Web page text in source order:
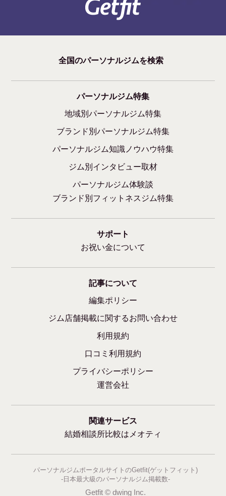
全国のパーソナルジムを検索
パーソナルジム特集
地域別パーソナルジム特集
ブランド別パーソナルジム特集
パーソナルジム知識ノウハウ特集
ジム別インタビュー取材
パーソナルジム体験談
ブランド別フィットネスジム特集
サポート
お祝い金について
記事について
編集ポリシー
ジム店舗掲載に関するお問い合わせ
利用規約
口コミ利用規約
プライバシーポリシー
運営会社
関連サービス
結婚相談所比較はメオティ
パーソナルジムポータルサイトのGetfit(ゲットフィット)
-日本最大級のパーソナルジム掲載数-
Getfit © dwing Inc.